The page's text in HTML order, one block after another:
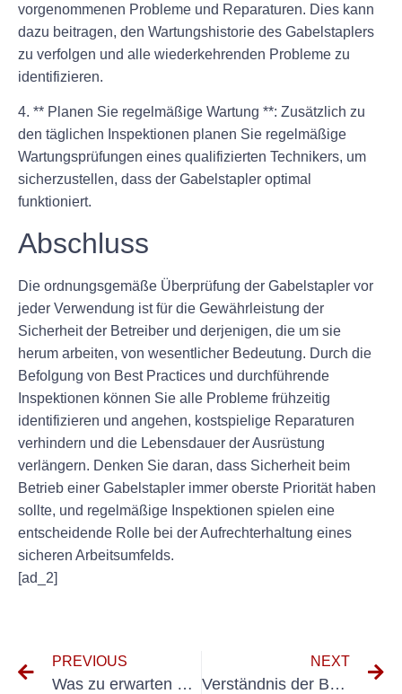
vorgenommenen Probleme und Reparaturen. Dies kann
dazu beitragen, den Wartungshistorie des Gabelstaplers
zu verfolgen und alle wiederkehrenden Probleme zu
identifizieren.
4. ** Planen Sie regelmäßige Wartung **: Zusätzlich zu
den täglichen Inspektionen planen Sie regelmäßige
Wartungsprüfungen eines qualifizierten Technikers, um
sicherzustellen, dass der Gabelstapler optimal
funktioniert.
Abschluss
Die ordnungsgemäße Überprüfung der Gabelstapler vor
jeder Verwendung ist für die Gewährleistung der
Sicherheit der Betreiber und derjenigen, die um sie
herum arbeiten, von wesentlicher Bedeutung. Durch die
Befolgung von Best Practices und durchführende
Inspektionen können Sie alle Probleme frühzeitig
identifizieren und angehen, kostspielige Reparaturen
verhindern und die Lebensdauer der Ausrüstung
verlängern. Denken Sie daran, dass Sicherheit beim
Betrieb einer Gabelstapler immer oberste Priorität haben
sollte, und regelmäßige Inspektionen spielen eine
entscheidende Rolle bei der Aufrechterhaltung eines
sicheren Arbeitsumfelds.
[ad_2]
PREVIOUS
Was zu erwarten von einem BGV Terfung: Ein umfassender Leitfaden
NEXT
Verständnis der Bedeutung von E-Check Nach-Dguv Vorschrift 3 für die Sicherheit am Arbeitsplatz